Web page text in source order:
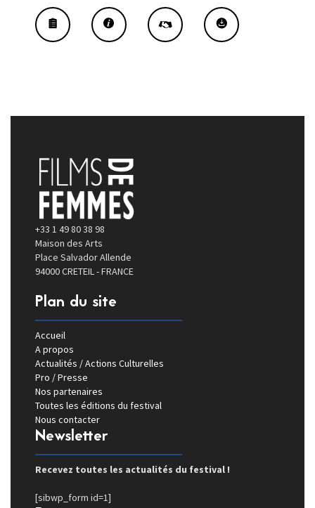
+33 1 49 80 38 98
Maison des Arts
Place Salvador Allende
94000 CRETEIL - FRANCE
Plan du site
Accueil
A propos
Actualités / Actions Culturelles
Pro / Presse
Nos partenaires
Toutes les éditions du festival
Nous contacter
Newsletter
Recevez toutes les actualités du festival !
[sibwp_form id=1]